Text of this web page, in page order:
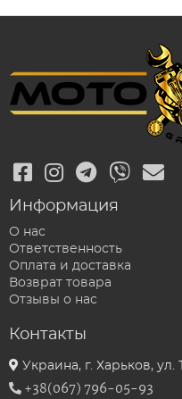
Информация
О нас
Ответственность
Оплата и доставка
Возврат товара
Отзывы о нас
Контакты
Украина, г. Харьков,
+38(067) 796-05-93